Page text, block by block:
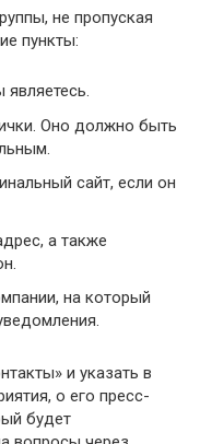
не пропуская
пункты:
Оно должно быть
сайт, если он
а также
на который
и указать в
о его пресс-
будет